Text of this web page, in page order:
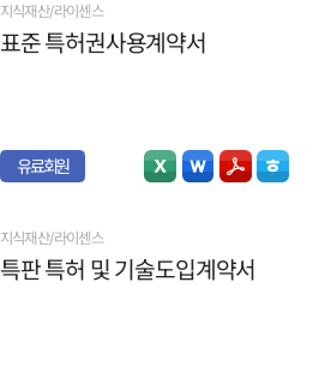
지식재산/라이센스
표준 특허권사용계약서
유료회원
지식재산/라이센스
특판 특허 및 기술도입계약서